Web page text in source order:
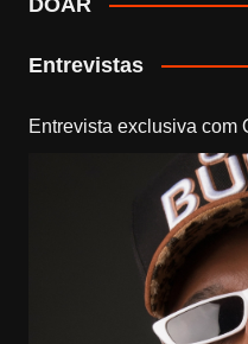
Entrevistas
Entrevista exclusiva com